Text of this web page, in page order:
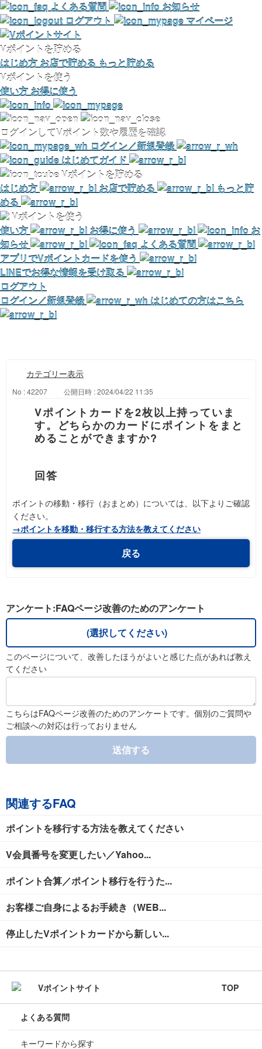
よくある質問
お知らせ
ログアウト
マイページ
Vポイントを貯める
はじめ方 お店で貯める もっと貯める
Vポイントを使う
使い方 お得に使う
ログインしてVポイント数や履歴を確認
ログイン／新規登録
はじめてガイド
Vポイントを貯める
はじめ方
お店で貯める
もっと貯
める
Vポイントを使う
使い方
お得に使う
お
知らせ
よくある質問
アプリでVポイントカードを使う
LINEでお得な情報を受け取る
ログアウト
ログイン／新規登録
はじめての方はこちら
カテゴリー表示
No : 42207 公開日時 : 2024/04/22 11:35
Vポイントカードを2枚以上持っていま
す。どちらかのカードにポイントをまと
めることができますか?
ポイントの移動・移行（おまとめ）については、以下よりご確認
ください。
→ポイントを移動・移行する方法を教えてください
戻る
アンケート:FAQページ改善のためのアンケート
(選択してください)
このページについて、改善したほうがよいと感じた点があれば教え
てください
こちらはFAQページ改善のためのアンケートです。個別のご質問や
ご相談への対応は行っておりません
送信する
関連するFAQ
ポイントを移行する方法を教えてください
V会員番号を変更したい／Yahoo...
ポイント合算／ポイント移行を行うた...
お客様ご自身によるお手続き（WEB...
停止したVポイントカードから新しい...
TOP
よくある質問
キーワードから探す